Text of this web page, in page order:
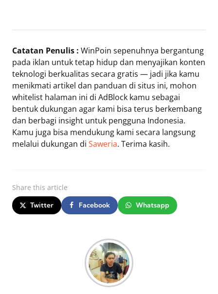
Catatan Penulis : WinPoin sepenuhnya bergantung
pada iklan untuk tetap hidup dan menyajikan konten
teknologi berkualitas secara gratis — jadi jika kamu
menikmati artikel dan panduan di situs ini, mohon
whitelist halaman ini di AdBlock kamu sebagai
bentuk dukungan agar kami bisa terus berkembang
dan berbagi insight untuk pengguna Indonesia.
Kamu juga bisa mendukung kami secara langsung
melalui dukungan di Saweria. Terima kasih.
Share this article
Twitter Facebook Whatsapp